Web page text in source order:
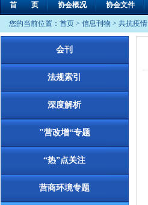
首 页 协会概况 协会文件
您的当前位置： 首页 > 信息刊物 > 共抗疫情
会刊
法规索引
深度解析
"营改增“专题
“热”点关注
营商环境专题